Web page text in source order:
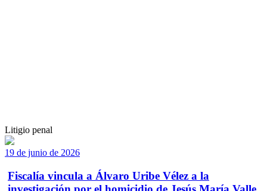
Litigio penal
19 de junio de 2026
Fiscalía vincula a Álvaro Uribe Vélez a la